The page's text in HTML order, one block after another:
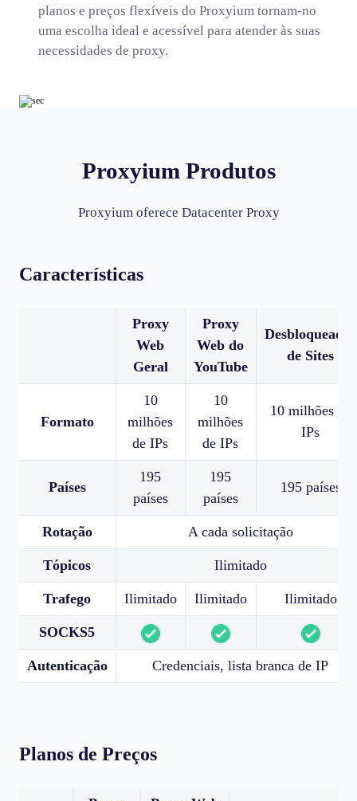
planos e preços flexíveis do Proxyium tornam-no
uma escolha ideal e acessível para atender às suas
necessidades de proxy.
Proxyium Produtos
Proxyium oferece Datacenter Proxy
Características
Proxy
Web
Geral
Proxy
Web do
YouTube
Desbloqueador
de Sites
Formato
10
milhões
de IPs
10
milhões
de IPs
10 milhões de
IPs
Países
195
países
195
países
195 países
Rotação A cada solicitação
Tópicos Ilimitado
Trafego Ilimitado Ilimitado Ilimitado
SOCKS5
Autenticação Credenciais, lista branca de IP
Planos de Preços